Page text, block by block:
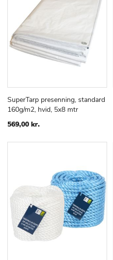
Læg i kurv
TILFØJ
TIL
SuperTarp presenning, standard
160g/m2, hvid, 5x8 mtr
569,00 kr.